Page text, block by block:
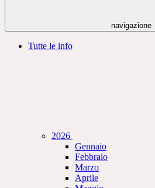
navigazione
Tutte le info
2026
Gennaio
Febbraio
Marzo
Aprile